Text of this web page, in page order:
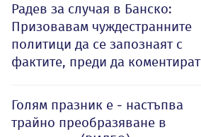
Радев за случая в Банско:
Призовавам чуждестранните
политици да се запознаят с
фактите, преди да коментират
Голям празник е - настъпва
трайно преобразяване в